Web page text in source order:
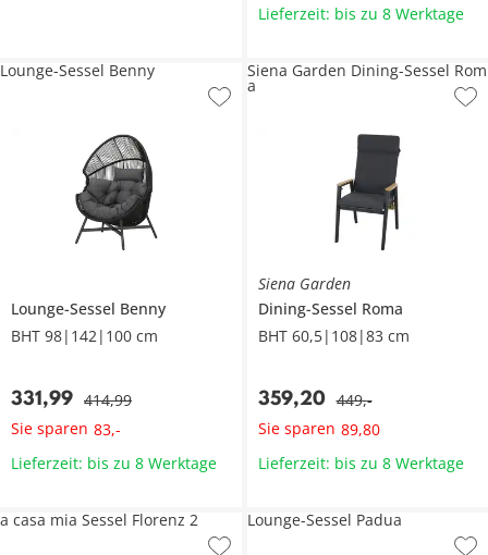
Lieferzeit: bis zu 8 Werktage
Lounge-Sessel Benny
BHT 98|142|100 cm
331,99 414,99
Sie sparen 83,-
Lounge-Sessel Benny
Lieferzeit: bis zu 8 Werktage
Siena Garden
Dining-Sessel Roma
BHT 60,5|108|83 cm
359,20 449,-
Sie sparen 89,80
Siena Garden Dining-Sessel Rom
a
Lieferzeit: bis zu 8 Werktage
a casa mia Sessel Florenz 2 Lounge-Sessel Padua